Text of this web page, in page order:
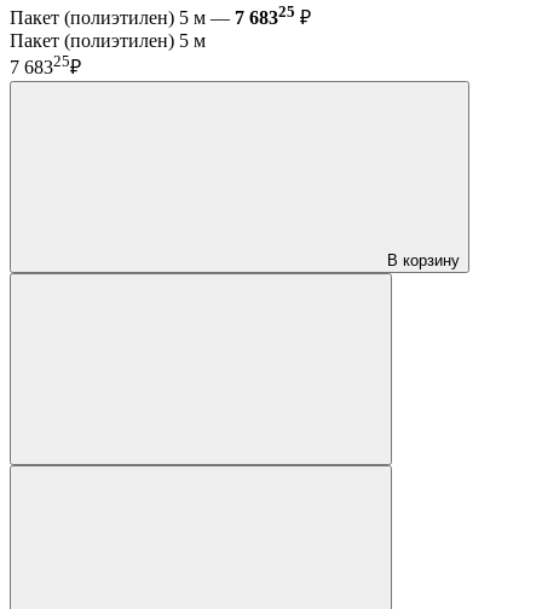
Пакет (полиэтилен) 5 м — 7 68325 ₽
Пакет (полиэтилен) 5 м
7 68325₽
В корзину